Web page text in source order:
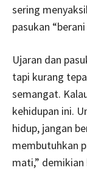
sering
pasukan
Ujaran dan
tapi kurang
semangat.
kehidupan ini.
hidup, jangan
membutuhkan
mati,”